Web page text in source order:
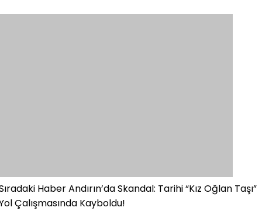
HaberAndırın’da Skandal: Tarihi “Kız Oğlan Taşı”
Çalışmasında Kayboldu!